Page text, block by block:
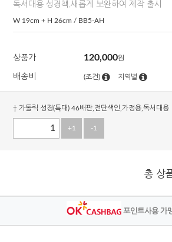
독서대용 성경책,새롭게 보완하여 제작 출시
W 19cm + H 26cm / BB5-AH
상품가 120,000원
배송비 (조건) 지역별
† 가톨릭 성경(특대) 46배판,전단색인,가정용,독서대용
+1 -1
총 상
포인트사용 가